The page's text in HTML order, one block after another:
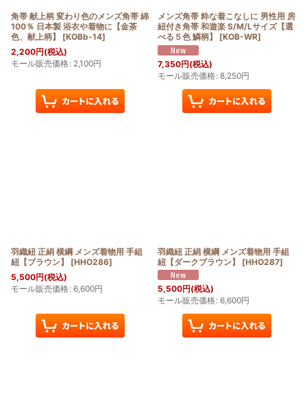
角帯 献上柄 変わり色のメンズ角帯 綿
100％ 日本製 浴衣や着物に【金茶
色、献上柄】
[KOBb-14]
2,200円(税込)
モール販売価格: 2,100円
メンズ角帯 粋な着こなしに 男性用 房
紐付き角帯 和遊楽 S/M/Lサイズ【選
べる５色 鱗柄】
[KOB-WR]
7,350円(税込)
モール販売価格: 8,250円
羽織紐 正絹 横綱 メンズ着物用 手組
紐【ブラウン】
[HHO286]
5,500円(税込)
モール販売価格: 6,600円
羽織紐 正絹 横綱 メンズ着物用 手組
紐【ダークブラウン】
[HHO287]
5,500円(税込)
モール販売価格: 6,600円